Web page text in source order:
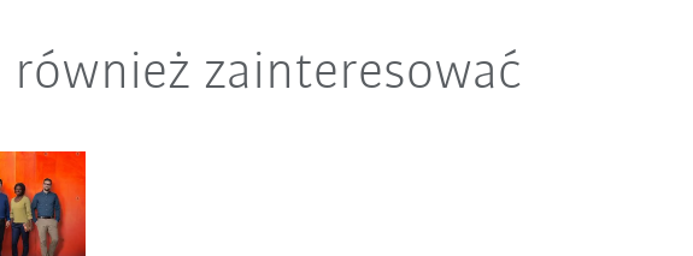
również zainteresować